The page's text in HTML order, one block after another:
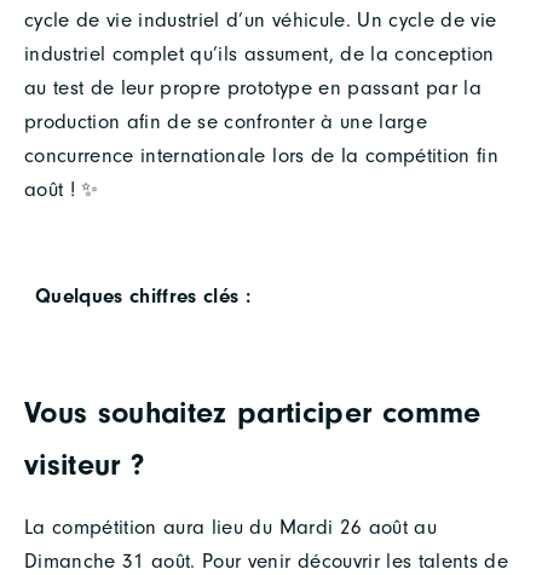
cycle de vie industriel d’un véhicule. Un cycle de vie
industriel complet qu’ils assument, de la conception
au test de leur propre prototype en passant par la
production afin de se confronter à une large
concurrence internationale lors de la compétition fin
août ! ✨
Quelques chiffres clés :
Vous souhaitez participer comme
visiteur ?
La compétition aura lieu du Mardi 26 août au
Dimanche 31 août. Pour venir découvrir les talents de